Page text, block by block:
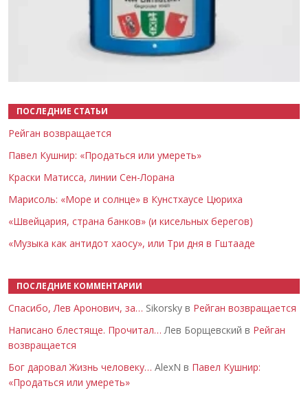
ПОСЛЕДНИЕ СТАТЬИ
Рейган возвращается
Павел Кушнир: «Продаться или умереть»
Краски Матисса, линии Сен-Лорана
Марисоль: «Море и солнце» в Кунстхаусе Цюриха
«Швейцария, страна банков» (и кисельных берегов)
«Музыка как антидот хаосу», или Три дня в Гштааде
ПОСЛЕДНИЕ КОММЕНТАРИИ
Спасибо, Лев Аронович, за… Sikorsky в Рейган возвращается
Написано блестяще. Прочитал… Лев Борщевский в Рейган
возвращается
Бог даровал Жизнь человеку… AlexN в Павел Кушнир:
«Продаться или умереть»